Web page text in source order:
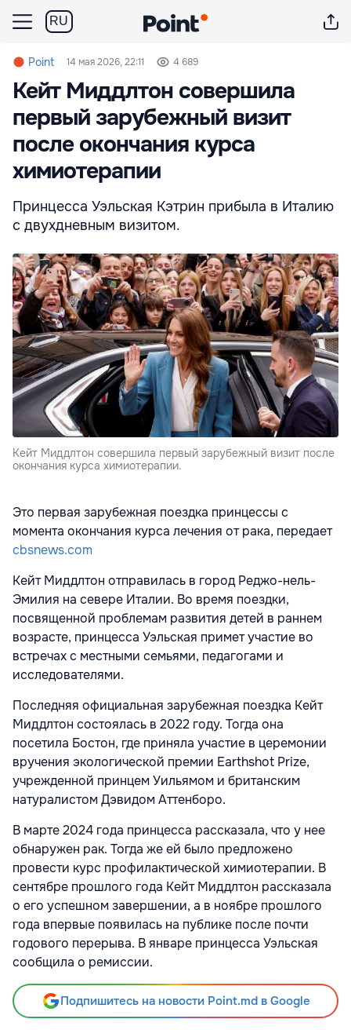
RU
Point 14 мая 2026, 22:11 4 689
Кейт Миддлтон совершила
первый зарубежный визит
после окончания курса
химиотерапии
Принцесса Уэльская Кэтрин прибыла в Италию
с двухдневным визитом.
Кейт Миддлтон совершила первый зарубежный визит после
окончания курса химиотерапии.
Это первая зарубежная поездка принцессы с
момента окончания курса лечения от рака, передает
cbsnews.com
Кейт Миддлтон отправилась в город Реджо-нель-
Эмилия на севере Италии. Во время поездки,
посвященной проблемам развития детей в раннем
возрасте, принцесса Уэльская примет участие во
встречах с местными семьями, педагогами и
исследователями.
Последняя официальная зарубежная поездка Кейт
Миддлтон состоялась в 2022 году. Тогда она
посетила Бостон, где приняла участие в церемонии
вручения экологической премии Earthshot Prize,
учрежденной принцем Уильямом и британским
натуралистом Дэвидом Аттенборо.
В марте 2024 года принцесса рассказала, что у нее
обнаружен рак. Тогда же ей было предложено
провести курс профилактической химиотерапии. В
сентябре прошлого года Кейт Миддлтон рассказала
о его успешном завершении, а в ноябре прошлого
года впервые появилась на публике после почти
годового перерыва. В январе принцесса Уэльская
сообщила о ремиссии.
Подпишитесь на новости Point.md в Google